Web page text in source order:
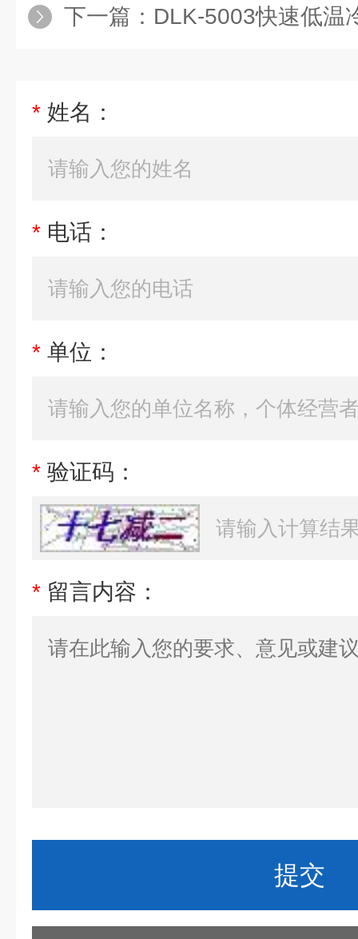
下一篇： DLK-5003快速低温
* 姓名：
* 电话：
* 单位：
* 验证码：
* 留言内容：